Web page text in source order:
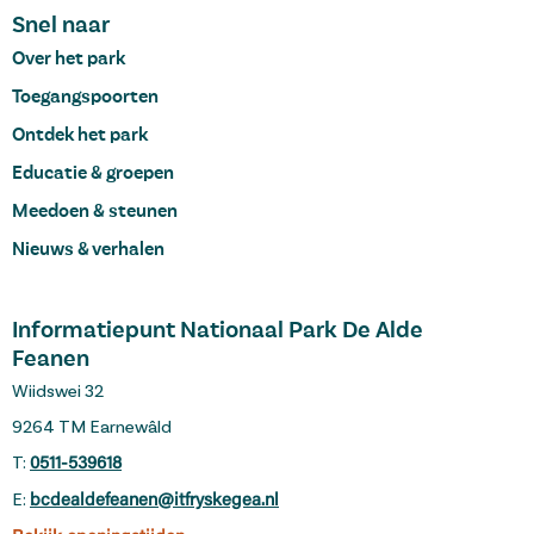
Snel naar
Over het park
Toegangspoorten
Ontdek het park
Educatie & groepen
Meedoen & steunen
Nieuws & verhalen
Informatiepunt Nationaal Park De Alde
Feanen
Wiidswei 32
9264 TM Earnewâld
T: 0511-539618
E: bcdealdefeanen@itfryskegea.nl